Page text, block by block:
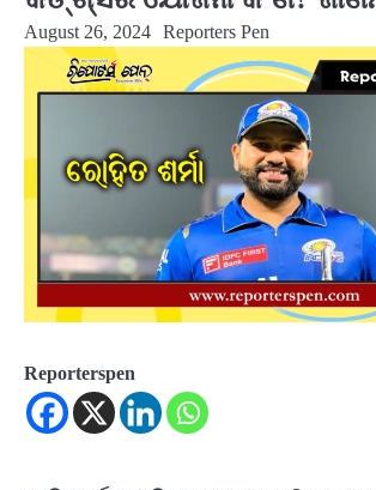
August 26, 2024 Reporters Pen
Reporterspen